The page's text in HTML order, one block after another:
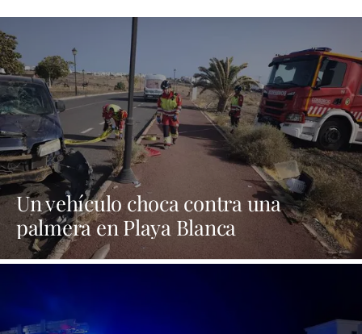
Un vehículo choca contra una
palmera en Playa Blanca